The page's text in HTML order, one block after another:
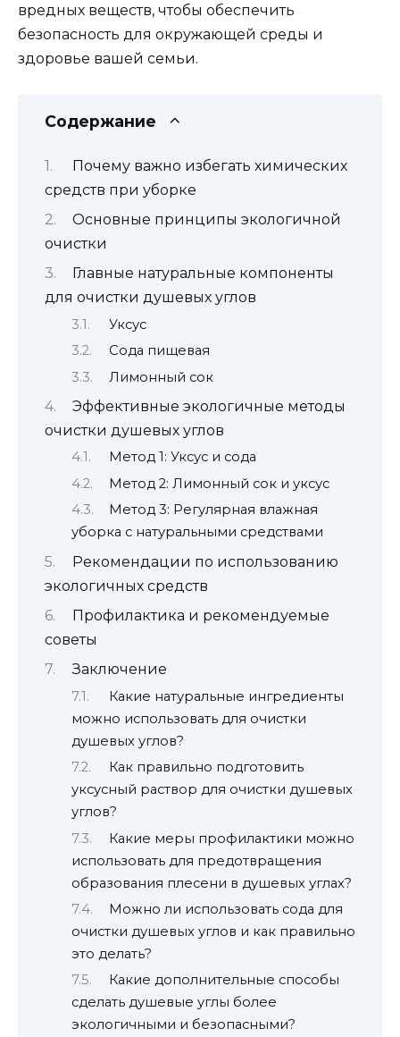
вредных веществ, чтобы обеспечить
безопасность для окружающей среды и
здоровье вашей семьи.
Содержание
Почему важно избегать химических
средств при уборке
Основные принципы экологичной
очистки
Главные натуральные компоненты
для очистки душевых углов
Уксус
Сода пищевая
Лимонный сок
Эффективные экологичные методы
очистки душевых углов
Метод 1: Уксус и сода
Метод 2: Лимонный сок и уксус
Метод 3: Регулярная влажная
уборка с натуральными средствами
Рекомендации по использованию
экологичных средств
Профилактика и рекомендуемые
советы
Заключение
Какие натуральные ингредиенты
можно использовать для очистки
душевых углов?
Как правильно подготовить
уксусный раствор для очистки душевых
углов?
Какие меры профилактики можно
использовать для предотвращения
образования плесени в душевых углах?
Можно ли использовать сода для
очистки душевых углов и как правильно
это делать?
Какие дополнительные способы
сделать душевые углы более
экологичными и безопасными?